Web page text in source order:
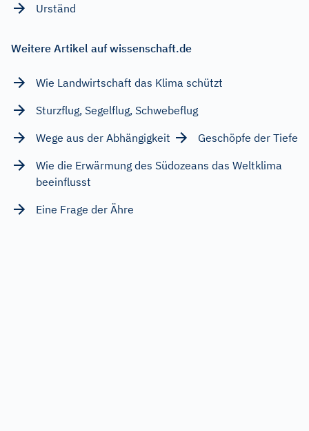
Urständ
Weitere Artikel auf wissenschaft.de
Wie Landwirtschaft das Klima schützt
Sturzflug, Segelflug, Schwebeflug
Wege aus der Abhängigkeit
Geschöpfe der Tiefe
Wie die Erwärmung des Südozeans das Weltklima
beeinflusst
Eine Frage der Ähre